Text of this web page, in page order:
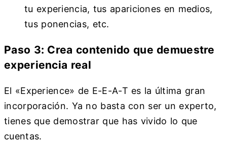
tu experiencia, tus apariciones en medios,
tus ponencias, etc.
Paso 3: Crea contenido que demuestre
experiencia real
El «Experience» de E-E-A-T es la última gran
incorporación. Ya no basta con ser un experto,
tienes que demostrar que has vivido lo que
cuentas.